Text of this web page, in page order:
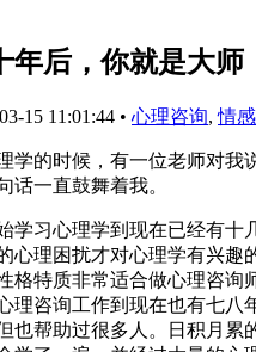
年后，你就是大师
15 11:01:44 • 心理咨询,情
学的时候，有一位老师对我
话一直鼓舞着我。
学习心理学到现在已经有十
心理困扰才对心理学有兴趣
格特质非常适合做心理咨询
理咨询工作到现在也有七八
也帮助过很多人。日积月累